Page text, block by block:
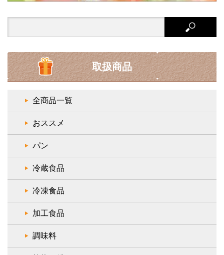
取扱商品
全商品一覧
おススメ
パン
冷蔵食品
冷凍食品
加工食品
調味料